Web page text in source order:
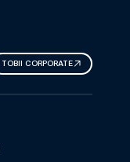
TOBII CORPORATE